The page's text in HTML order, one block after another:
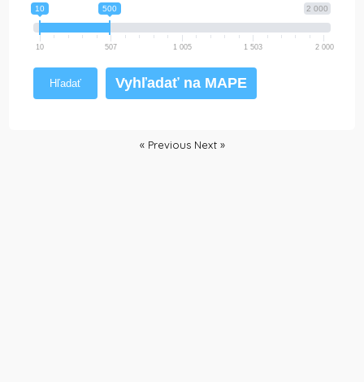
2 000
10 500
10 507 1 005 1 503 2 000
Hľadať Vyhľadať na MAPE
« Previous Next »